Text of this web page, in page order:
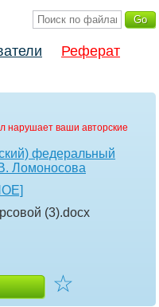
Реферат
нарушает ваши авторские
федеральный
Ломоносова
(3).docx
☆